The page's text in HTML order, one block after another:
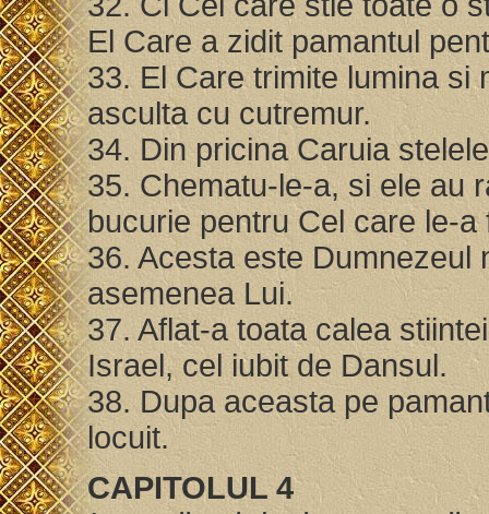
El Care a zidit pamantul
33. El Care trimite lumina si
asculta cu cutremur.
34. Din pricina Caruia
35. Chematu-le-a, si ele au
bucurie pentru Cel care le-
36. Acesta este Dumnezeul
asemenea Lui.
37. Aflat-a toata calea
Israel, cel iubit de Dansul.
38. Dupa aceasta pe
locuit.
CAPITOLUL 4